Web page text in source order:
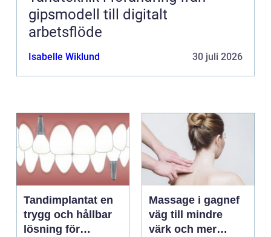
gipsmodell till digitalt
arbetsflöde
Isabelle Wiklund 30 juli 2026
Tandimplantat en
trygg och hållbar
lösning för
Massage i gagnef
väg till mindre
värk och mer